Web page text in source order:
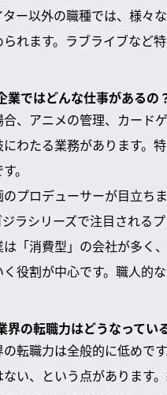
ー以外の職種では、様々
られます。ラブライブなど
業ではどんな仕事があるの
、アニメの管理、カード
にわたる業務があります。
。
プロデューサーが目立ち
ラシリーズで注目される
は「消費型」の会社が多く
役割が中心です。職人的
界の転職力はどうなってい
の転職力は全般的に低め
い、という点があります